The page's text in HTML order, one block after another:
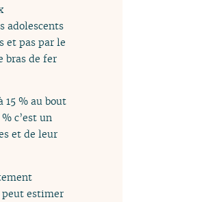
adolescents
et pas par le
bras de fer
15 % au bout
c’est un
et de leur
peut estimer